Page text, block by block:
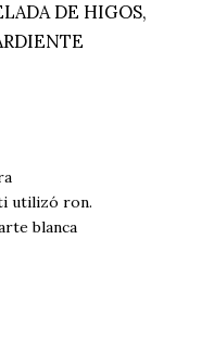
DE HIGOS,
utilizó ron.
blanca